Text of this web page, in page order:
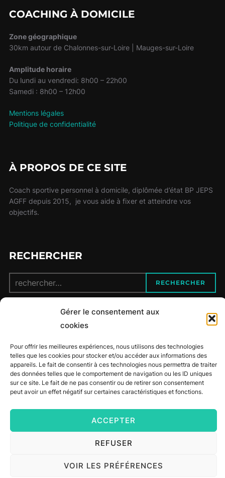
Gérer le consentement aux
cookies
Pour offrir les meilleures expériences, nous utilisons des technologies
telles que les cookies pour stocker et/ou accéder aux informations des
appareils. Le fait de consentir à ces technologies nous permettra de traiter
des données telles que le comportement de navigation ou les ID uniques
sur ce site. Le fait de ne pas consentir ou de retirer son consentement
peut avoir un effet négatif sur certaines caractéristiques et fonctions.
ACCEPTER
REFUSER
VOIR LES PRÉFÉRENCES
COACHING À DOMICILE
Zone géographique
30km autour de Chalonnes-sur-Loire | Mauges-sur-Loire
Amplitude horaire
Du lundi au vendredi: 8h00 – 22h00
Samedi : 8h00 – 12h00
Mentions légales
Politique de confidentialité
À PROPOS DE CE SITE
Coach sportive personnel à domicile, diplômée d’état BP JEPS
AGFF depuis 2015, je vous aide à fixer et atteindre vos
objectifs.
RECHERCHER
pour :
RECHERCHER
06 12 34 87 40
maufit.coaching@gmail.com
facebook
conception-web.fr